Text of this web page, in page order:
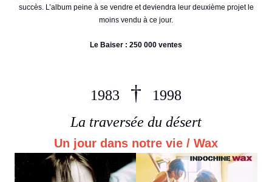
succès. L’album peine à se vendre et deviendra leur deuxième projet le
moins vendu à ce jour.
Le Baiser : 250 000 ventes
1983 † 1998
La traversée du désert
Un jour dans notre vie / Wax